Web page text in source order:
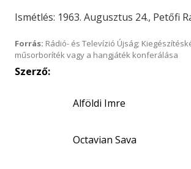
Ismétlés: 1963. Augusztus 24., Petőfi
Forrás: Rádió- és Televízió Újság;
műsorboríték vagy a hangjáték konferálása
Szerző:
Alföldi Imre
Octavian Sava